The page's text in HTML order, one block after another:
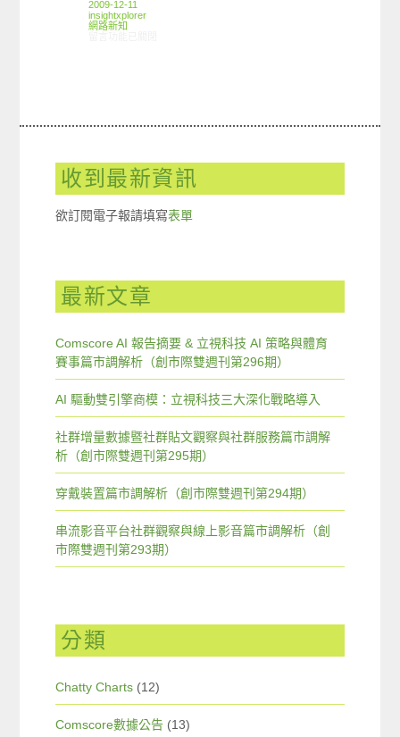
2009-12-11
insightxplorer
網路新知
收到最新資訊
欲訂閱電子報請填寫表單
最新文章
Comscore AI 報告摘要 & 立視科技 AI 策略與體育
賽事篇市調解析（創市際雙週刊第296期）
AI 驅動雙引擎商模：立視科技三大深化戰略導入
社群增量數據暨社群貼文觀察與社群服務篇市調解
析（創市際雙週刊第295期）
穿戴裝置篇市調解析（創市際雙週刊第294期）
串流影音平台社群觀察與線上影音篇市調解析（創
市際雙週刊第293期）
分類
Chatty Charts (12)
Comscore數據公告 (13)